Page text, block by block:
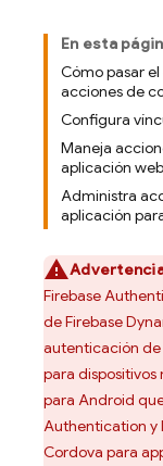
En esta
Cómo pasar
acciones de
Configura
Maneja
aplicación web
Administra
aplicación
Firebase
deFirebase
autenticación de
para dispositivos
para Android
Authentication y
Cordova para